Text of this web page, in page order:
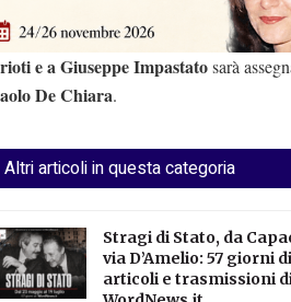
e a Giuseppe Impastatosarà
De Chiara.
Altri articoli in questa categoria
Stragi di Stato, da
via D’Amelio: 57 giorni di
articoli e trasmissioni